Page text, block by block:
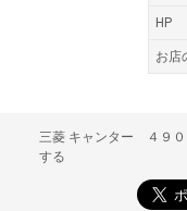
HP
お店
三菱 キャンター ４９
する